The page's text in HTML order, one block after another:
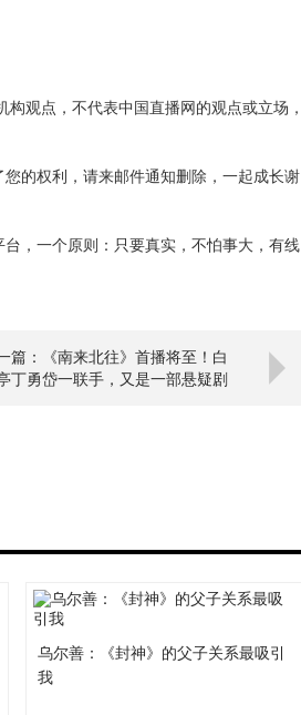
观点，不代表中国直播网的观点或立场，
的权利，请来邮件通知删除，一起成长谢
，一个原则：只要真实，不怕事大，有线
篇：《南来北往》首播将至！白
丁勇岱一联手，又是一部悬疑剧
乌尔善：《封神》的父子关系最吸引
我